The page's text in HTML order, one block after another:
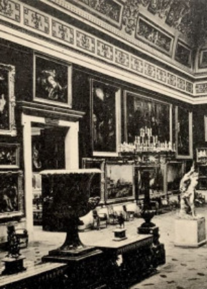
Лекция
Фестиваль
Анонс
Мастерские
Дискуссия
Пост-релиз
Пресс-конференция
Маркет
Ярмарка
Интервью
Open call
Экскурсия
Дискуссия
Cosmoscow 2024
Blazar 2024
Встречи
Круглый стол